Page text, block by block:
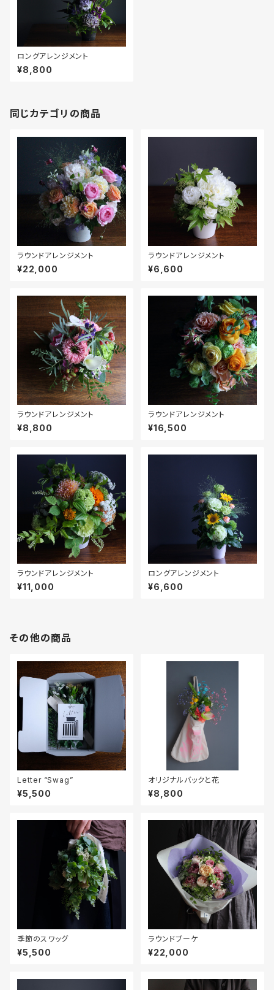
ロングアレンジメント
¥8,800
同じカテゴリの商品
ラウンドアレンジメント
¥22,000
ラウンドアレンジメント
¥6,600
ラウンドアレンジメント
¥8,800
ラウンドアレンジメント
¥16,500
ラウンドアレンジメント
¥11,000
ロングアレンジメント
¥6,600
その他の商品
Letter “Swag”
¥5,500
オリジナルバックと花
¥8,800
季節のスワッグ
¥5,500
ラウンドブーケ
¥22,000